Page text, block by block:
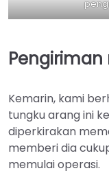
Kemarin, kami
tungku arang ini
diperkirakan
memberi dia
memulai operasi.